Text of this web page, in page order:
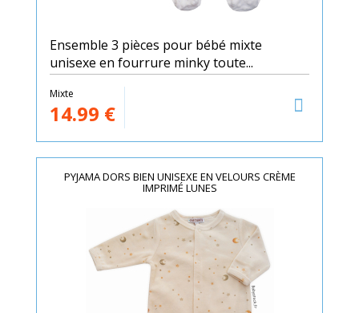
Ensemble 3 pièces pour bébé mixte
unisexe en fourrure minky toute...
Mixte
14.99 €
PYJAMA DORS BIEN UNISEXE EN VELOURS CRÈME
IMPRIMÉ LUNES